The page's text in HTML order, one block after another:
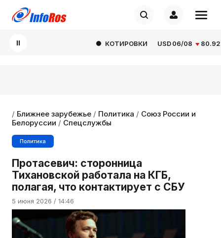
КОТИРОВКИ USD 06/08 80.9293
/ Ближнее зарубежье / Политика / Союз России и
Белоруссии / Спецслужбы
Политика
Протасевич: сторонница
Тихановской работала на КГБ,
полагая, что контактирует с СБУ
5 июня 2026 / 14:46